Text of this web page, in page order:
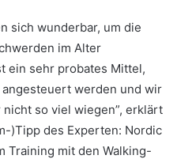
sich wunderbar, um die
im Alter
ein sehr probates Mittel,
werden und wir
so viel wiegen”, erklärt
)Tipp des Experten: Nordic
Training mit den Walking-